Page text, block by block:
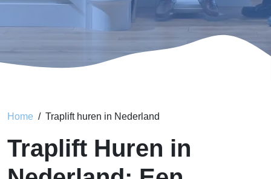
Home Traplift huren in Nederland
Traplift Huren in